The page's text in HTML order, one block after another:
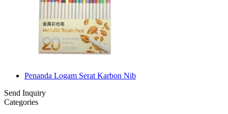
Penanda Logam Serat Karbon Nib
Send Inquiry
Categories